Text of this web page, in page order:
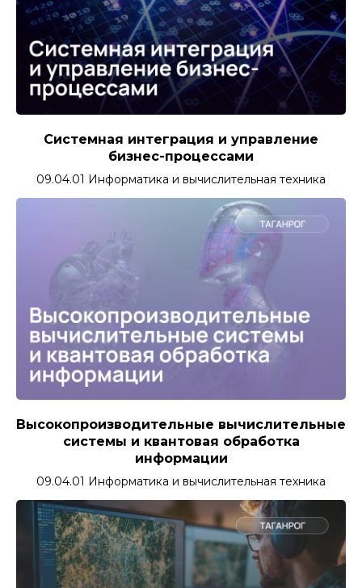
Системная интеграция и управление
бизнес-процессами
09.04.01 Информатика и вычислительная техника
Высокопроизводительные вычислительные
системы и квантовая обработка
информации
09.04.01 Информатика и вычислительная техника